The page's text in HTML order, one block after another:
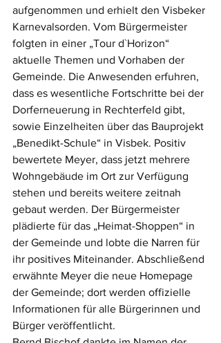
aufgenommen und erhielt den Visbeker
Karnevalsorden. Vom Bürgermeister
folgten in einer „Tour d`Horizon“
aktuelle Themen und Vorhaben der
Gemeinde. Die Anwesenden erfuhren,
dass es wesentliche Fortschritte bei der
Dorferneuerung in Rechterfeld gibt,
sowie Einzelheiten über das Bauprojekt
„Benedikt-Schule“ in Visbek. Positiv
bewertete Meyer, dass jetzt mehrere
Wohngebäude im Ort zur Verfügung
stehen und bereits weitere zeitnah
gebaut werden. Der Bürgermeister
plädierte für das „Heimat-Shoppen“ in
der Gemeinde und lobte die Narren für
ihr positives Miteinander. Abschließend
erwähnte Meyer die neue Homepage
der Gemeinde; dort werden offizielle
Informationen für alle Bürgerinnen und
Bürger veröffentlicht.